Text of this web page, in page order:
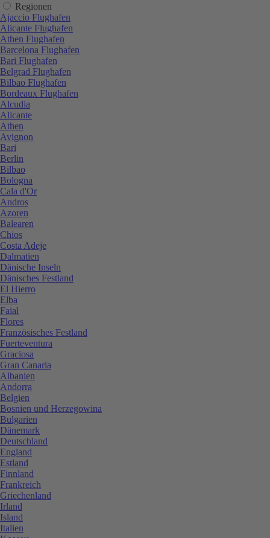
Regionen
Ajaccio Flughafen
Alicante Flughafen
Athen Flughafen
Barcelona Flughafen
Bari Flughafen
Belgrad Flughafen
Bilbao Flughafen
Bordeaux Flughafen
Alcudia
Alicante
Athen
Avignon
Bari
Berlin
Bilbao
Bologna
Cala d'Or
Andros
Azoren
Balearen
Chios
Costa Adeje
Dalmatien
Dänische Inseln
Dänisches Festland
El Hierro
Elba
Faial
Flores
Französisches Festland
Fuerteventura
Graciosa
Gran Canaria
Albanien
Andorra
Belgien
Bosnien und Herzegowina
Bulgarien
Dänemark
Deutschland
England
Estland
Finnland
Frankreich
Griechenland
Irland
Island
Italien